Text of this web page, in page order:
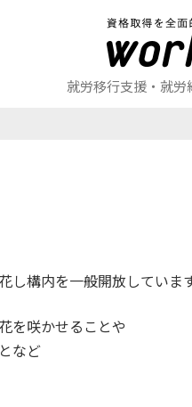
就労移行支援・就
し構内を一般開放していま
を咲かせることや
など